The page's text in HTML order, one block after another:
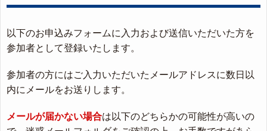
以下のお申込みフォームに入力および送信いただいた方を
参加者として登録いたします。
参加者の方にはご入力いただいたメールアドレスに数日以
内にメールをお送りします。
メールが届かない場合は以下のどちらかの可能性が高いの